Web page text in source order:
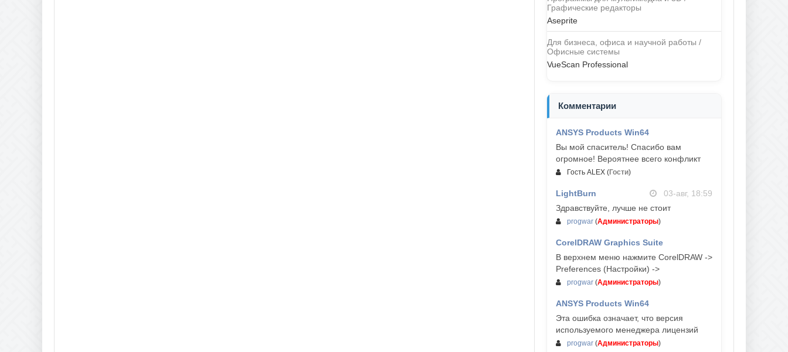
Графические редакторы
Aseprite
Для бизнеса, офиса и научной работы /
Офисные системы
VueScan Professional
Комментарии
ANSYS Products Win64
Вы мой спаситель! Спасибо вам
огромное! Вероятнее всего конфликт
Гость ALEX (Гости)
LightBurn
03-авг, 18:59
Здравствуйте, лучше не стоит
progwar (Администраторы)
CorelDRAW Graphics Suite
03-авг, 18:58
В верхнем меню нажмите CorelDRAW ->
Preferences (Настройки) ->
progwar (Администраторы)
ANSYS Products Win64
Эта ошибка означает, что версия
используемого менеджера лицензий
progwar (Администраторы)